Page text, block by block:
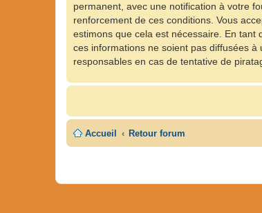
permanent, avec une notification à votre
renforcement de ces conditions. Vous
estimons que cela est nécessaire. En
ces informations ne soient pas diffusées
responsables en cas de tentative de
Accueil Retour forum